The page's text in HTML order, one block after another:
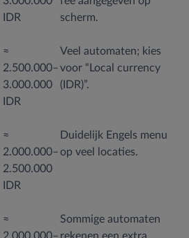
IDR
scherm.
≈
2.500.000–
3.000.000
IDR
Veel automaten; kies
voor “Local currency
(IDR)”.
≈
2.000.000–
2.500.000
IDR
Duidelijk Engels menu
op veel locaties.
≈
Sommige automaten